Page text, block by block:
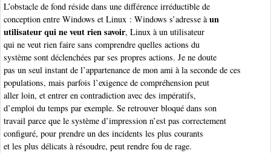
L’obstacle de fond réside dans une différence irréductible de
conception entre Windows et Linux : Windows s’adresse àun
utilisateur qui ne veut rien savoir, Linux à un utilisateur
qui ne veut rien faire sans comprendre quelles actions du
système sont déclenchées par ses propres actions. Je ne doute
pas un seul instant de l’appartenance de mon ami à la seconde de ces
populations, mais parfois l’exigence de compréhension peut
aller loin, et entrer en contradiction avec des impératifs,
d’emploi du temps par exemple. Se retrouver bloqué dans son
travail parce que le système d’impression n’est pas correctement
configuré, pour prendre un des incidents les plus courants
et les plus délicats à résoudre, peut rendre fou de rage.